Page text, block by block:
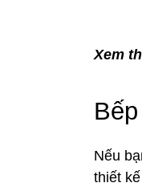
Xem
Nếu
thiết